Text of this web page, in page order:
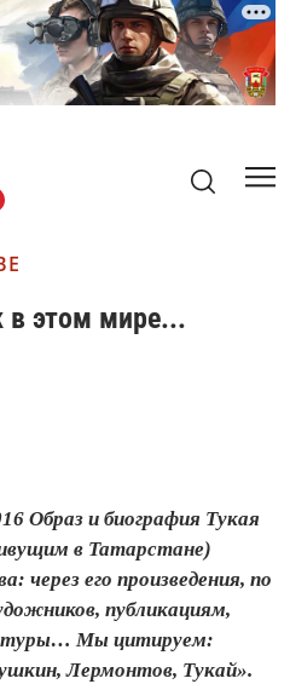
в этом мире...
Образ и биография Тукая
в Татарстане)
через его произведения, по
публикациям,
Мы цитируем:
Лермонтов, Тукай».